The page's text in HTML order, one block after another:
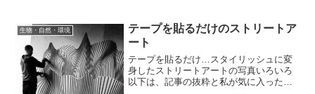
追跡した研究では、「インターネットを
使う高齢者は認知症のリスク...
生物・自然・環境
テープを貼るだけのストリートア
ート
テープを貼るだけ…スタイリッシュに変
身したストリートアートの写真いろいろ
以下は、記事の抜粋と私が気に入ったい